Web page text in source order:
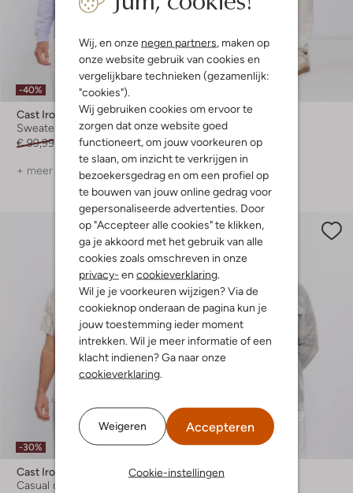
Wij, en onze negen partners , maken op
onze website gebruik van cookies en
vergelijkbare technieken (gezamenlijk:
"cookies").
Wij gebruiken cookies om ervoor te
zorgen dat onze website goed
functioneert, om jouw voorkeuren op
te slaan, om inzicht te verkrijgen in
bezoekersgedrag en om een profiel op
te bouwen van jouw online gedrag voor
gepersonaliseerde advertenties. Door
op "Accepteer alle cookies" te klikken,
ga je akkoord met het gebruik van alle
cookies zoals omschreven in onze
privacy- en cookieverklaring
Wil je je voorkeuren wijzigen? Via de
cookieknop onderaan de pagina kun je
jouw toestemming ieder moment
intrekken. Wil je meer informatie of een
klacht indienen? Ga naar onze
cookieverklaring
Weigeren Accepteren
Cookie-instellingen
-40%
Cast Iron
Sweater
€ 99,99
€ 59,99
+ meer kleuren
Cast Iron
Chino
€ 129,99 € 90,99
+ meer kleuren
-30%
Cast Iron
Casual overhemd
-50%
Cast Iron